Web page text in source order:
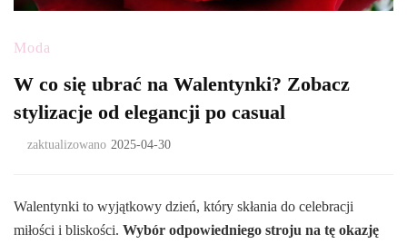
Moda
W co się ubrać na Walentynki? Zobacz
stylizacje od elegancji po casual
zaktualizowano 2025-04-30
Walentynki to wyjątkowy dzień, który skłania do celebracji
miłości i bliskości. Wybór odpowiedniego stroju na tę okazję